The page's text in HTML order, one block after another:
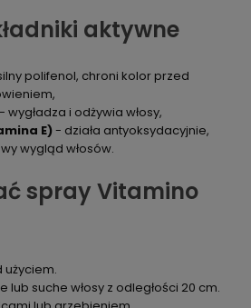
aktywne
polifenol, chroni kolor przed
- wygładza i odżywia włosy,
E)- działa antyoksydacyjnie,
wygląd włosów.
spray Vitamino
użyciem.
lub suche włosy z odległości 20 cm.